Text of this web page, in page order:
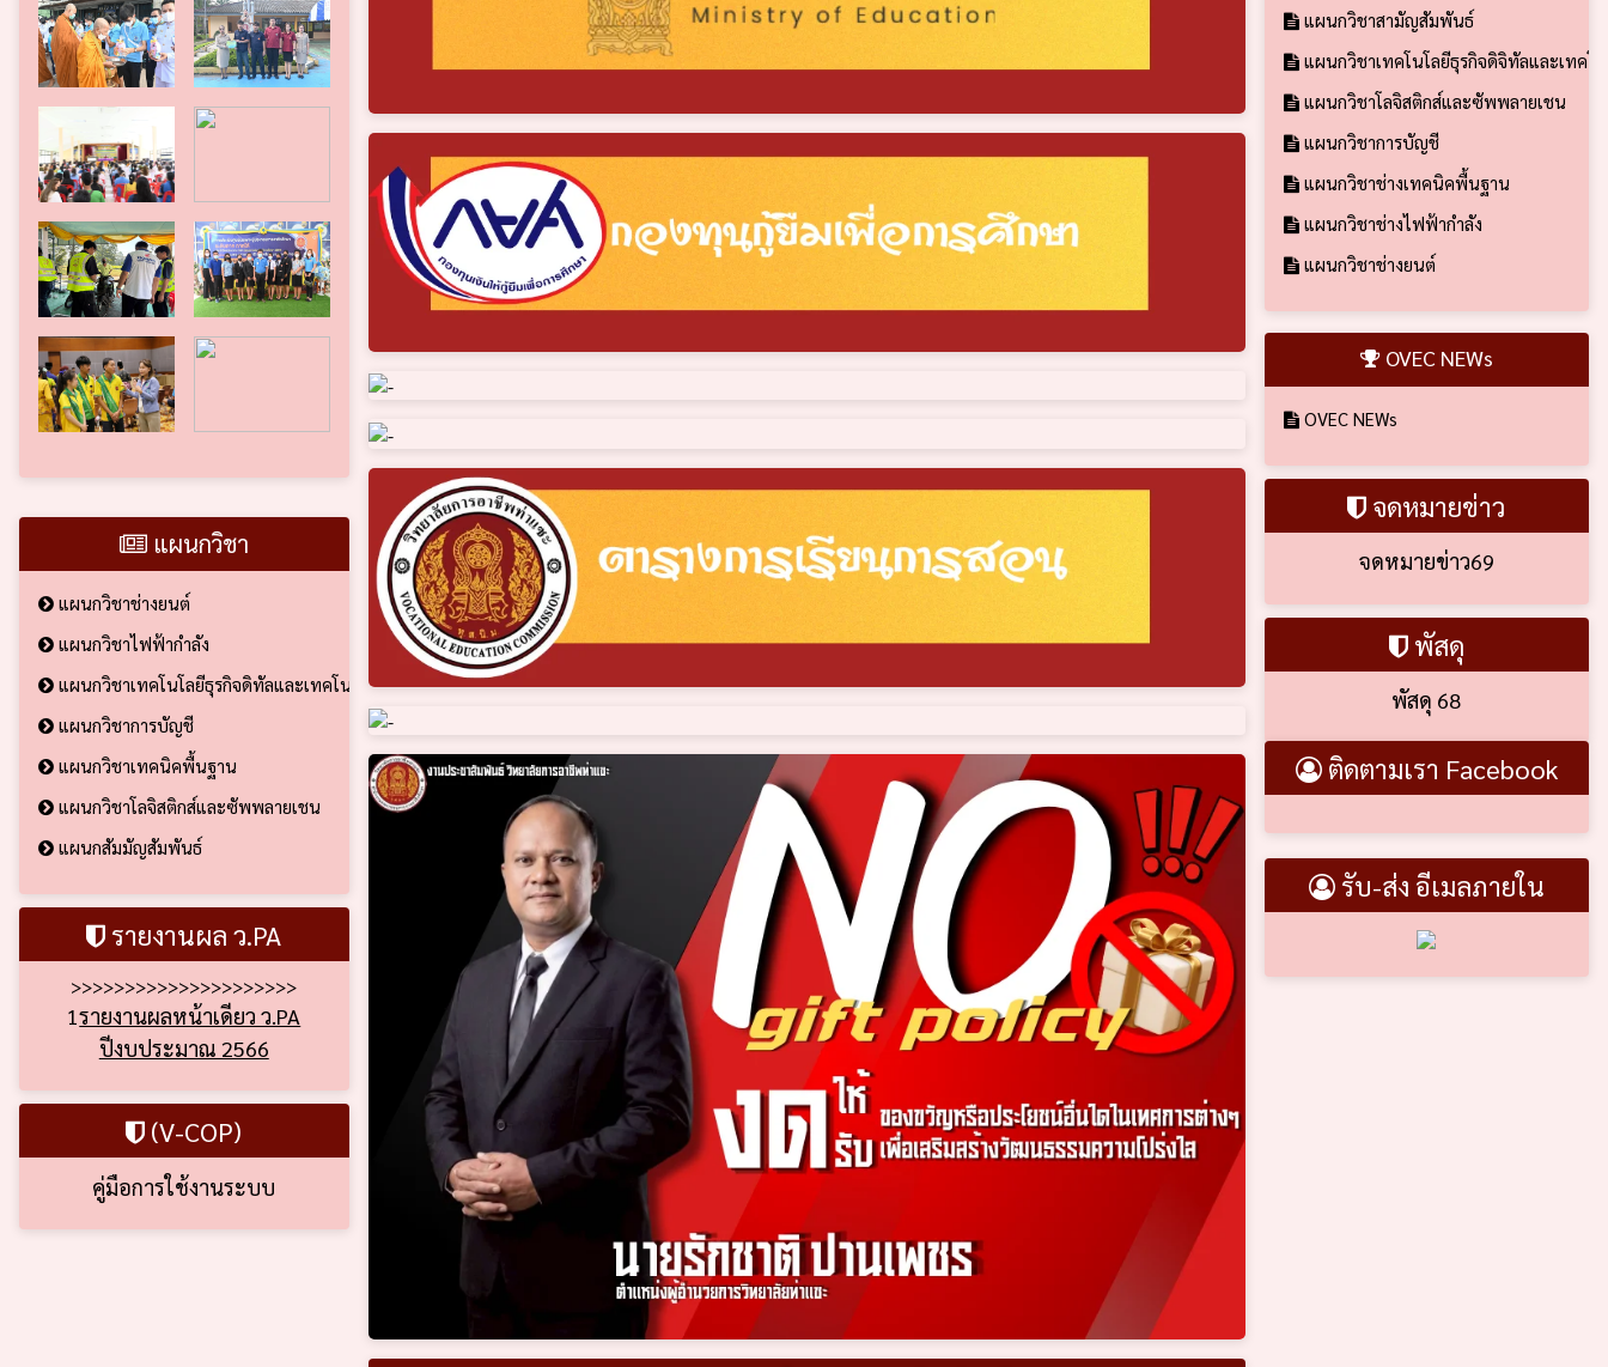
แผนกวิชา
แผนกวิชาช่างยนต์
แผนกวิชาไฟฟ้ากำลัง
แผนกวิชาเทคโนโลยีธุรกิจดิทัลและเทคโนโลยีสารสนเทศ
แผนกวิชาการบัญชี
แผนกวิชาเทคนิคพื้นฐาน
แผนกวิชาโลจิสติกส์และซัพพลายเชน
แผนกสัมมัญสัมพันธ์
รายงานผล ว.PA
>>>>>>>>>>>>>>>>>>>>>
1รายงานผลหน้าเดียว ว.PA
ปีงบประมาณ 2566
(V-COP)
คู่มือการใช้งานระบบ
แผนกวิชาสามัญสัมพันธ์
แผนกวิชาเทคโนโลยีธุรกิจดิจิทัลและเทคโ
แผนกวิชาโลจิสติกส์และซัพพลายเชน
แผนกวิชาการบัญชี
แผนกวิชาช่างเทคนิคพื้นฐาน
แผนกวิชาช่างไฟฟ้ากำลัง
แผนกวิชาช่างยนต์
OVEC NEWs
OVEC NEWs
จดหมายข่าว
จดหมายข่าว69
พัสดุ
พัสดุ 68
ติดตามเรา Facebook
รับ-ส่ง อีเมลภายใน